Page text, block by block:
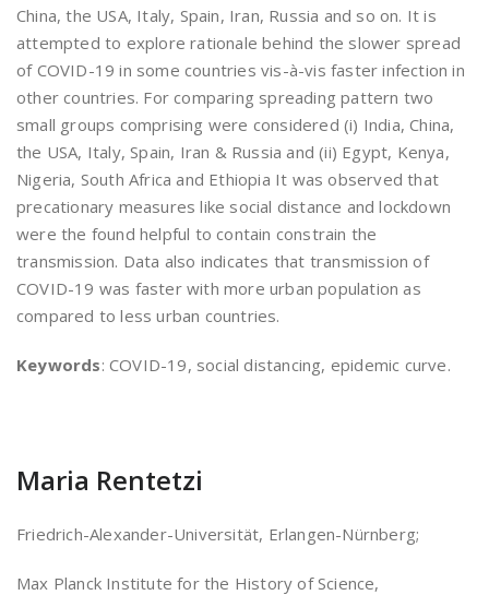
China, the USA, Italy, Spain, Iran, Russia and so on. It is
attempted to explore rationale behind the slower spread
of COVID-19 in some countries vis-à-vis faster infection in
other countries. For comparing spreading pattern two
small groups comprising were considered (i) India, China,
the USA, Italy, Spain, Iran & Russia and (ii) Egypt, Kenya,
Nigeria, South Africa and Ethiopia It was observed that
precationary measures like social distance and lockdown
were the found helpful to contain constrain the
transmission. Data also indicates that transmission of
COVID-19 was faster with more urban population as
compared to less urban countries.
Keywords: COVID-19, social distancing, epidemic curve.
Maria Rentetzi
Friedrich-Alexander-Universität, Erlangen-Nürnberg;
Max Planck Institute for the History of Science,